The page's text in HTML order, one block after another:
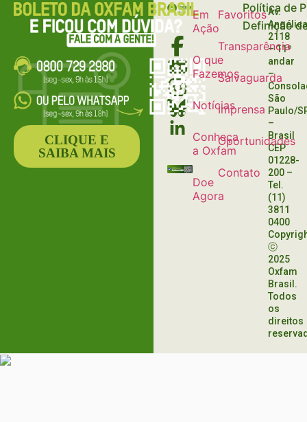
Em
Ação
O que
Fazemos
Notícias
Conheça
a Oxfam
Doe
Agora
Favoritos
Transparência
Salvaguarda
Imprensa
Oportunidades
Contato
Política de
Definição
Av.
2118
– 11º
andar
–
São
Paulo/
–
Brasil
CEP
01228-
200 –
Tel.
(11)
3811
0400
ⓒ
2025
Oxfam
Brasil.
Todos
os
direitos
CLIQUE E
SAIBA MAIS